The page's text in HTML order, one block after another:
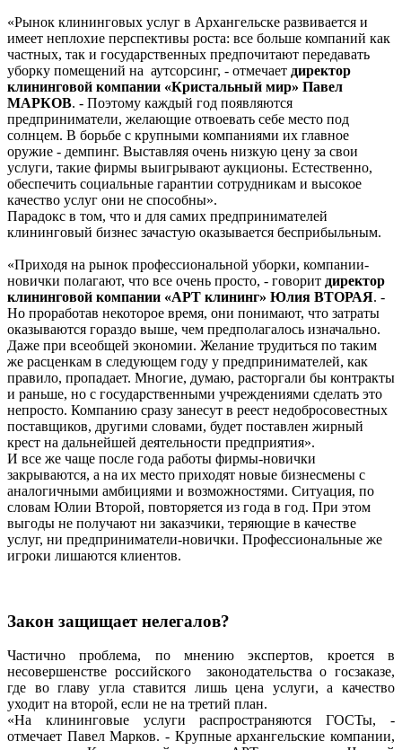
«Рынок клининговых услуг в Архангельске развивается и
имеет неплохие перспективы роста: все больше компаний как
частных, так и государственных предпочитают передавать
уборку помещений на аутсорсинг, - отмечает директор
клининговой компании «Кристальный мир» Павел
МАРКОВ. - Поэтому каждый год появляются
предприниматели, желающие отвоевать себе место под
солнцем. В борьбе с крупными компаниями их главное
оружие - демпинг. Выставляя очень низкую цену за свои
услуги, такие фирмы выигрывают аукционы. Естественно,
обеспечить социальные гарантии сотрудникам и высокое
качество услуг они не способны».
Парадокс в том, что и для самих предпринимателей
клининговый бизнес зачастую оказывается бесприбыльным.
«Приходя на рынок профессиональной уборки, компании-
новички полагают, что все очень просто, - говорит директор
клининговой компании «АРТ клининг» Юлия ВТОРАЯ. -
Но проработав некоторое время, они понимают, что затраты
оказываются гораздо выше, чем предполагалось изначально.
Даже при всеобщей экономии. Желание трудиться по таким
же расценкам в следующем году у предпринимателей, как
правило, пропадает. Многие, думаю, расторгали бы контракты
и раньше, но с государственными учреждениями сделать это
непросто. Компанию сразу занесут в реест недобросовестных
поставщиков, другими словами, будет поставлен жирный
крест на дальнейшей деятельности предприятия».
И все же чаще после года работы фирмы-новички
закрываются, а на их место приходят новые бизнесмены с
аналогичными амбициями и возможностями. Ситуация, по
словам Юлии Второй, повторяется из года в год. При этом
выгоды не получают ни заказчики, теряющие в качестве
услуг, ни предприниматели-новички. Профессиональные же
игроки лишаются клиентов.
Закон защищает нелегалов?
Частично проблема, по мнению экспертов, кроется в
несовершенстве российского законодательства о госзаказе,
где во главу угла ставится лишь цена услуги, а качество
уходит на второй, если не на третий план.
«На клининговые услуги распространяются ГОСТы, -
отмечает Павел Марков. - Крупные архангельские компании,